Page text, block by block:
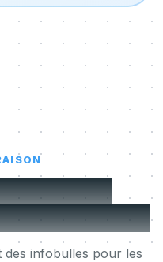
à une
digitale
des infobulles pour les